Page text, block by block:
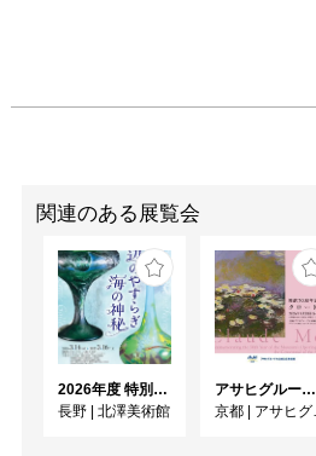
関連のある展覧会
2026年度 特別展「ガレとドーム、アール･ヌーヴォーのガラス 水辺のやすらぎ、海の神秘」
長野 | 北澤美術館
アサヒグループ大山崎山荘美術館 開館30周年記念展「没後100年 クロード・モネ」
京都 | アサヒグループ大山崎山荘美術館